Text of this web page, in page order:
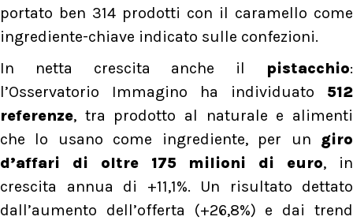
portato ben 314 prodotti con il caramello come
ingrediente-chiave indicato sulle confezioni.
In netta crescita anche il pistacchio:
l’Osservatorio Immagino ha individuato 512
referenze, tra prodotto al naturale e alimenti
che lo usano come ingrediente, per un giro
d’affari di oltre 175 milioni di euro, in
crescita annua di +11,1%. Un risultato dettato
dall’aumento dell’offerta (+26,8%) e dai trend